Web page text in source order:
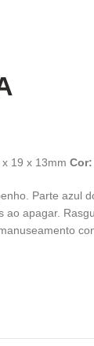
x 19 x 13mm Cor:
Parte azul
ao apagar.